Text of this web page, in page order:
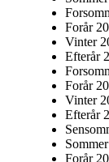
Forår
Vinter
Efterår
Forår
Vinter
Efterår
Forår